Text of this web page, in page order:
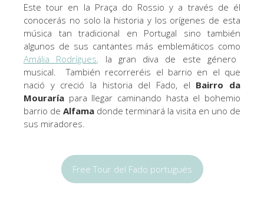
Este tour en la Praça do Rossio y a través de él
conocerás no solo la historia y los orígenes de esta
música tan tradicional en Portugal sino también
algunos de sus cantantes más emblemáticos como
Amália Rodrígues, la gran diva de este género
musical. También recorreréis el barrio en el que
nació y creció la historia del Fado, el Bairro da
Mouraría para llegar caminando hasta el bohemio
barrio de Alfama donde terminará la visita en uno de
sus miradores.
Free Tour del Fado portugués